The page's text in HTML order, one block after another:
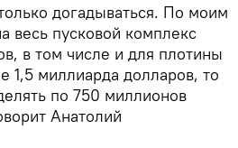
догадываться. По моим
весь пусковой комплекс
в том числе и для плотины
1,5 миллиарда долларов, то
по 750 миллионов
Анатолий